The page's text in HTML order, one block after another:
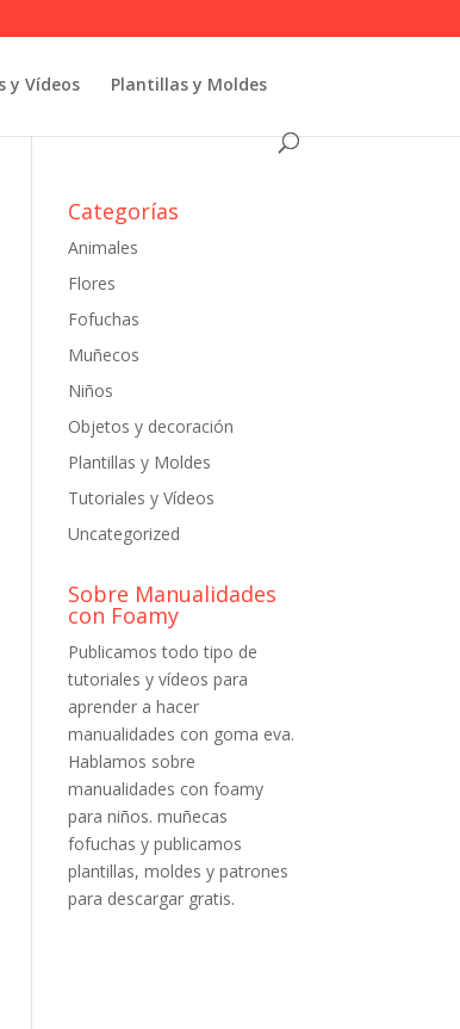
y Vídeos Plantillas y Moldes
Categorías
Animales
Flores
Fofuchas
Muñecos
Niños
Objetos y decoración
Plantillas y Moldes
Tutoriales y Vídeos
Uncategorized
Sobre Manualidades
con Foamy
Publicamos todo tipo de
tutoriales y vídeos para
aprender a hacer
manualidades con goma eva.
Hablamos sobre
manualidades con foamy
para niños. muñecas
fofuchas y publicamos
plantillas, moldes y patrones
para descargar gratis.